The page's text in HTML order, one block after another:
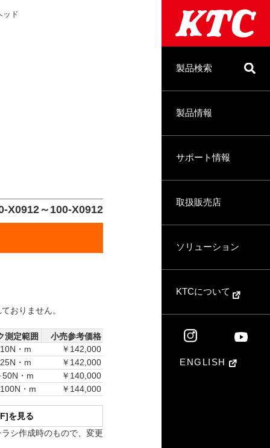
製品検索
製品情報
サポート情報
取扱販売店
ソリューション
KTCについて
ENGLISH
ド
X0912～100-X0912
おりません。
測定範囲
小売参考価格
・m
￥142,000
・m
￥142,000
50N・m
￥140,000
・m
￥144,000
を見る
シ作成時のもので、変更